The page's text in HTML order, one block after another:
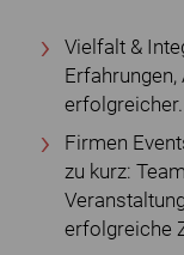
Vielfalt &
erfolgreicher.
Firmen
zu kurz:
erfolgreiche